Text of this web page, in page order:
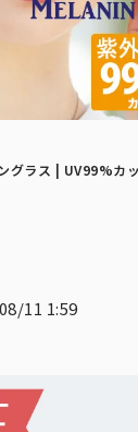
自
タッチで瞬時に開
グラス | UV99%カ
11 1:59